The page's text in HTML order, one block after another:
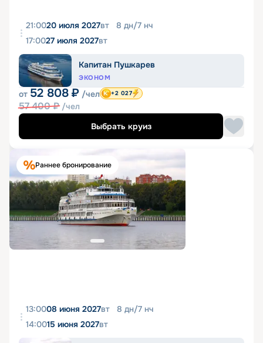
21:0020 июля 2027вт 8 дн/7 нч
17:0027 июля 2027вт
Капитан Пушкарев
ЭКОНОМ
от 52 808 ₽ /чел
57 400₽ /чел
+2 027
Выбрать круиз
Раннее бронирование
13:0008 июня 2027вт 8 дн/7 нч
14:0015 июня 2027вт